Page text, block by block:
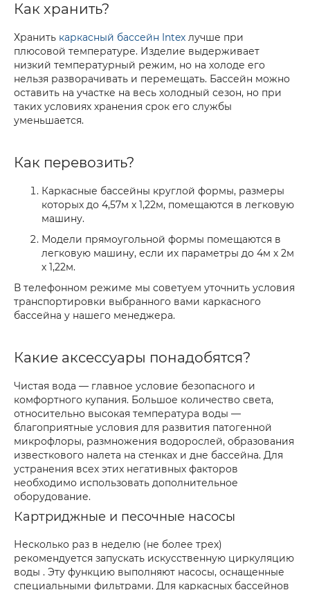
Как хранить?
Хранить каркасный бассейн Intex лучше при
плюсовой температуре. Изделие выдерживает
низкий температурный режим, но на холоде его
нельзя разворачивать и перемещать. Бассейн можно
оставить на участке на весь холодный сезон, но при
таких условиях хранения срок его службы
уменьшается.
Как перевозить?
Каркасные бассейны круглой формы, размеры
которых до 4,57м x 1,22м, помещаются в легковую
машину.
Модели прямоугольной формы помещаются в
легковую машину, если их параметры до 4м х 2м
х 1,22м.
В телефонном режиме мы советуем уточнить условия
транспортировки выбранного вами каркасного
бассейна у нашего менеджера.
Какие аксессуары понадобятся?
Чистая вода — главное условие безопасного и
комфортного купания. Большое количество света,
относительно высокая температура воды —
благоприятные условия для развития патогенной
микрофлоры, размножения водорослей, образования
известкового налета на стенках и дне бассейна. Для
устранения всех этих негативных факторов
необходимо использовать дополнительное
оборудование.
Картриджные и песочные насосы
Несколько раз в неделю (не более трех)
рекомендуется запускать искусственную циркуляцию
воды . Эту функцию выполняют насосы, оснащенные
специальными фильтрами. Для каркасных бассейнов